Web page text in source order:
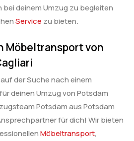
deinem Umzug zu begleiten
Service zu bieten.
Möbeltransport von
der Suche nach einem
deinen Umzug von Potsdam
Potsdam aus Potsdam
für dich! Wir bieten
Möbeltransport,